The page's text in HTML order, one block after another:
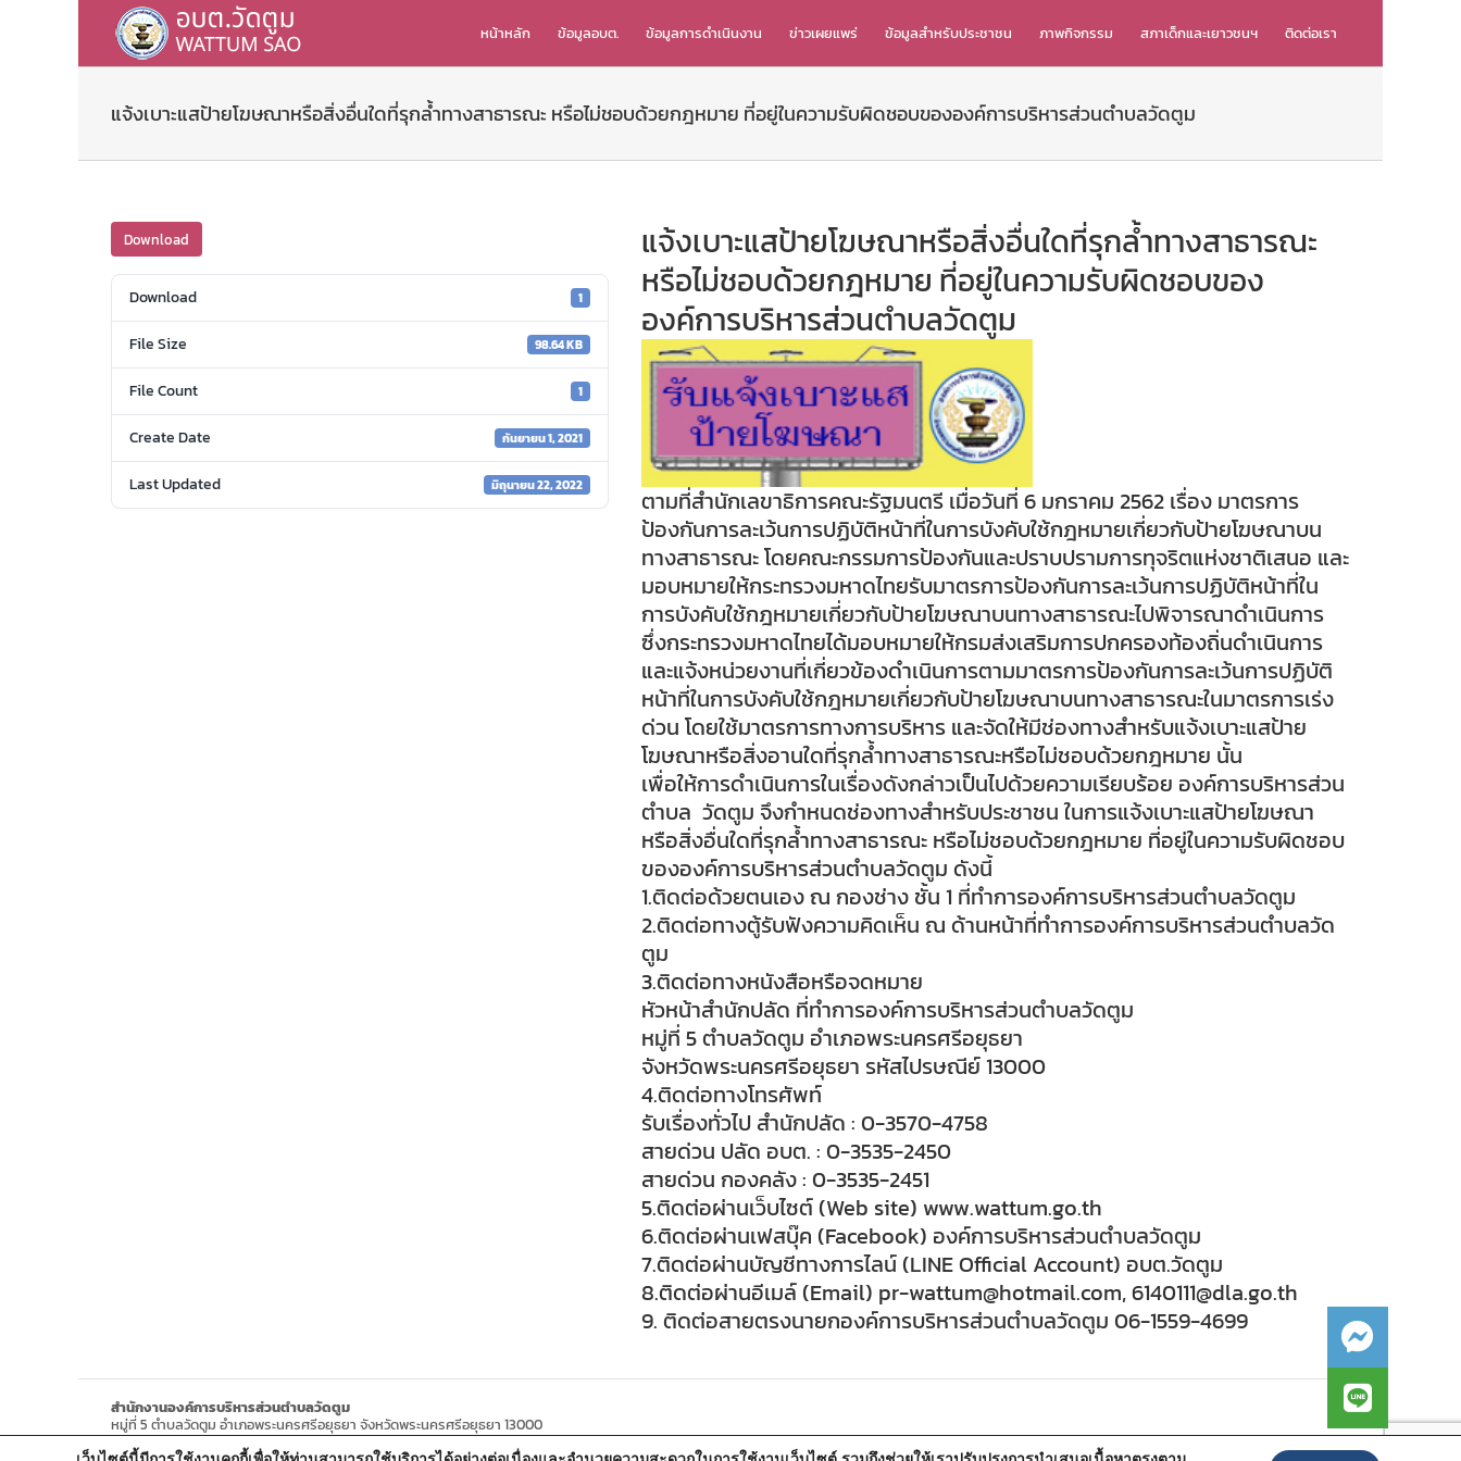
หน้าหลัก ข้อมูลอบต. ข้อมูลการดำเนินงาน ข่าวเผยแพร่ ข้อมูลสำหรับประชาชน ภาพกิจกรรม สภาเด็กและเยาวชนฯ ติดต่อเรา
แจ้งเบาะแสป้ายโฆษณาหรือสิ่งอื่นใดที่รุกล้ำทางสาธารณะ หรือไม่ชอบด้วยกฎหมาย ที่อยู่ในความรับผิดชอบขององค์การบริหารส่วนตำบลวัดตูม
Download
Download 1
File Size 98.64 KB
File Count 1
Create Date กันยายน 1, 2021
Last Updated มิถุนายน 22, 2022
แจ้งเบาะแสป้ายโฆษณาหรือสิ่งอื่นใดที่รุกล้ำทางสาธารณะ
หรือไม่ชอบด้วยกฎหมาย ที่อยู่ในความรับผิดชอบของ
องค์การบริหารส่วนตำบลวัดตูม
ตามที่สำนักเลขาธิการคณะรัฐมนตรี เมื่อวันที่ 6 มกราคม 2562 เรื่อง มาตรการ
ป้องกันการละเว้นการปฏิบัติหน้าที่ในการบังคับใช้กฎหมายเกี่ยวกับป้ายโฆษณาบน
ทางสาธารณะ โดยคณะกรรมการป้องกันและปราบปรามการทุจริตแห่งชาติเสนอ และ
มอบหมายให้กระทรวงมหาดไทยรับมาตรการป้องกันการละเว้นการปฏิบัติหน้าที่ใน
การบังคับใช้กฎหมายเกี่ยวกับป้ายโฆษณาบนทางสาธารณะไปพิจารณาดำเนินการ
ซึ่งกระทรวงมหาดไทยได้มอบหมายให้กรมส่งเสริมการปกครองท้องถิ่นดำเนินการ
และแจ้งหน่วยงานที่เกี่ยวข้องดำเนินการตามมาตรการป้องกันการละเว้นการปฏิบัติ
หน้าที่ในการบังคับใช้กฎหมายเกี่ยวกับป้ายโฆษณาบนทางสาธารณะในมาตรการเร่ง
ด่วน โดยใช้มาตรการทางการบริหาร และจัดให้มีช่องทางสำหรับแจ้งเบาะแสป้าย
โฆษณาหรือสิ่งอานใดที่รุกล้ำทางสาธารณะหรือไม่ชอบด้วยกฎหมาย นั้น
เพื่อให้การดำเนินการในเรื่องดังกล่าวเป็นไปด้วยความเรียบร้อย องค์การบริหารส่วน
ตำบล วัดตูม จึงกำหนดช่องทางสำหรับประชาชน ในการแจ้งเบาะแสป้ายโฆษณา
หรือสิ่งอื่นใดที่รุกล้ำทางสาธารณะ หรือไม่ชอบด้วยกฎหมาย ที่อยู่ในความรับผิดชอบ
ขององค์การบริหารส่วนตำบลวัดตูม ดังนี้
1.ติดต่อด้วยตนเอง ณ กองช่าง ชั้น 1 ที่ทำการองค์การบริหารส่วนตำบลวัดตูม
2.ติดต่อทางตู้รับฟังความคิดเห็น ณ ด้านหน้าที่ทำการองค์การบริหารส่วนตำบลวัด
ตูม
3.ติดต่อทางหนังสือหรือจดหมาย
หัวหน้าสำนักปลัด ที่ทำการองค์การบริหารส่วนตำบลวัดตูม
หมู่ที่ 5 ตำบลวัดตูม อำเภอพระนครศรีอยุธยา
จังหวัดพระนครศรีอยุธยา รหัสไปรษณีย์ 13000
4.ติดต่อทางโทรศัพท์
รับเรื่องทั่วไป สำนักปลัด : 0-3570-4758
สายด่วน ปลัด อบต. : 0-3535-2450
สายด่วน กองคลัง : 0-3535-2451
5.ติดต่อผ่านเว็บไซต์ (Web site) www.wattum.go.th
6.ติดต่อผ่านเฟสบุ๊ค (Facebook) องค์การบริหารส่วนตำบลวัดตูม
7.ติดต่อผ่านบัญชีทางการไลน์ (LINE Official Account) อบต.วัดตูม
8.ติดต่อผ่านอีเมล์ (Email) pr-wattum@hotmail.com, 6140111@dla.go.th
9. ติดต่อสายตรงนายกองค์การบริหารส่วนตำบลวัดตูม 06-1559-4699
สำนักงานองค์การบริหารส่วนตำบลวัดตูม
หมู่ที่ 5 ตำบลวัดตูม อำเภอพระนครศรีอยุธยา จังหวัดพระนครศรีอยุธยา 13000
โทรศัพท์ : 0-3570-4758